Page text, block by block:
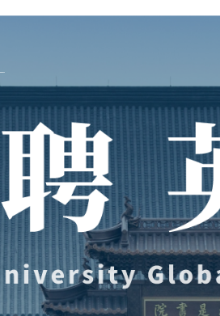
人才动态
News and Events
新闻速递
人才风采